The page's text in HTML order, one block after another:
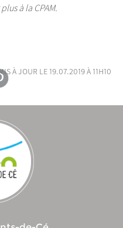
à la CPAM.
à jour le 19.07.2019 à 11h10